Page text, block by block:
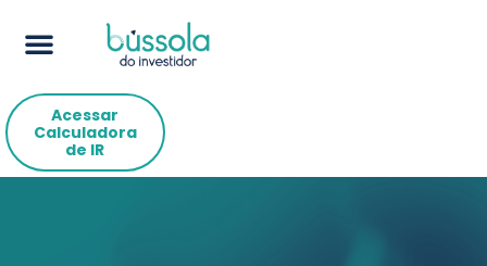
Acessar
Calculadora
de IR